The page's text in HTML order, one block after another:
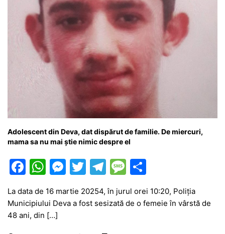
Adolescent din Deva, dat dispărut de familie. De miercuri,
mama sa nu mai știe nimic despre el
F
c
e
W
at
s
M
e
s
T
itt
T
el
e
M
s
ar
ta
La data de 16 martie 20254, în jurul orei 10:20, Poliția
Municipiului Deva a fost sesizată de o femeie în vârstă de
48 ani, din […]